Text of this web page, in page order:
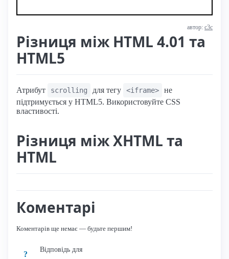
автор: с3с
Різниця між HTML 4.01 та
HTML5
Атрибут scrolling для тегу <iframe>
не
підтримується у HTML5. Використовуйте CSS
властивості.
Різниця між XHTML та
HTML
Коментарі
Коментарів ще немає — будьте першим!
?
Відповідь для